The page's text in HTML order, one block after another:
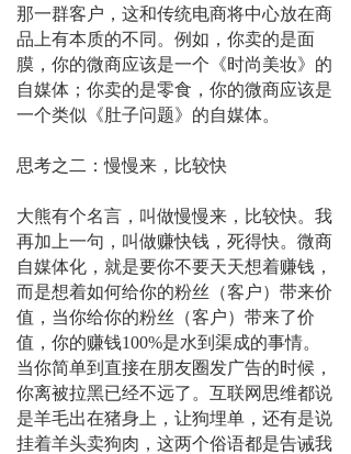
那一群客户，这和传统电商将中心放在商
品上有本质的不同。例如，你卖的是面
膜，你的微商应该是一个《时尚美妆》的
自媒体；你卖的是零食，你的微商应该是
一个类似《肚子问题》的自媒体。
思考之二：慢慢来，比较快
大熊有个名言，叫做慢慢来，比较快。我
再加上一句，叫做赚快钱，死得快。微商
自媒体化，就是要你不要天天想着赚钱，
而是想着如何给你的粉丝（客户）带来价
值，当你给你的粉丝（客户）带来了价
值，你的赚钱100%是水到渠成的事情。
当你简单到直接在朋友圈发广告的时候，
你离被拉黑已经不远了。互联网思维都说
是羊毛出在猪身上，让狗埋单，还有是说
挂着羊头卖狗肉，这两个俗语都是告诫我